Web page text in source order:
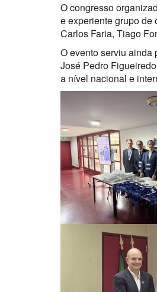
O congresso
e experiente grupo de
Carlos Faria, Tiago
O evento serviu ainda
José Pedro
a nível nacional e